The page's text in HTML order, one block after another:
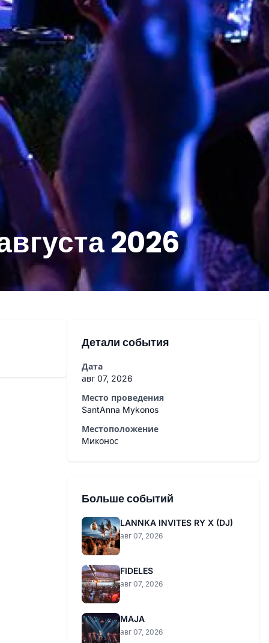
2026
Детали события
Дата
авг 07, 2026
Место проведения
SantAnna Mykonos
Местоположение
Миконос
Больше событий
LANNKA INVITES RY X (DJ)
авг 07, 2026
FIDELES
авг 07, 2026
MAJA
авг 07, 2026